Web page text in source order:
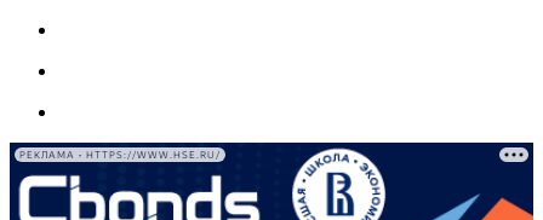
РЕКЛАМА • HTTPS://WWW.HSE.RU/